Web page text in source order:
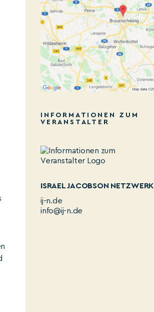
INFORMATIONEN ZUM
VERANSTALTER
ISRAEL JACOBSON NETZWERK
ij-n.de
info@ij-n.de